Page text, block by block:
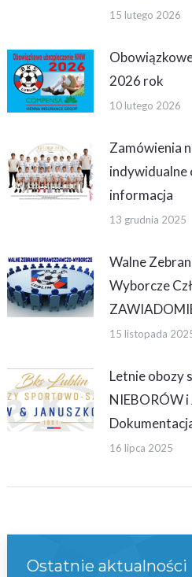
15 lutego 2026
2026 rok
10 lutego 2026
Zamówienia
indywidualne
informacja
13 grudnia 2025
Walne
Wyborcze
15 listopada
Letnie obozy
NIEBORÓW
16 lipca 2025
Ostatnie aktualności